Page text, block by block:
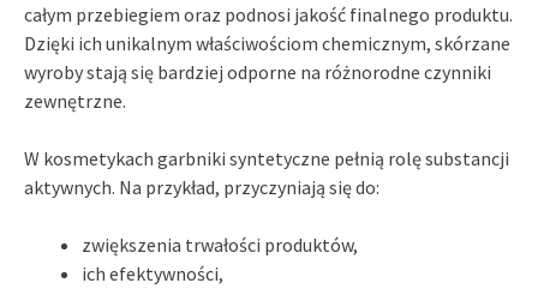
całym przebiegiem oraz podnosi jakość finalnego produktu.
Dzięki ich unikalnym właściwościom chemicznym, skórzane
wyroby stają się bardziej odporne na różnorodne czynniki
zewnętrzne.
W kosmetykach garbniki syntetyczne pełnią rolę substancji
aktywnych. Na przykład, przyczyniają się do:
zwiększenia trwałości produktów,
ich efektywności,